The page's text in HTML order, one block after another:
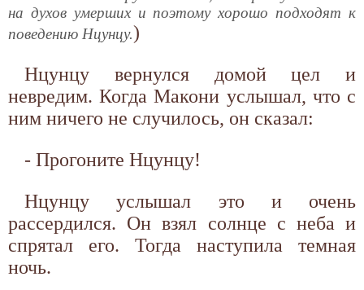
на духов умерших и поэтому хорошо подходят к
поведению Нцунцу.)
Нцунцу вернулся домой цел и
невредим. Когда Макони услышал, что с
ним ничего не случилось, он сказал:
- Прогоните Нцунцу!
Нцунцу услышал это и очень
рассердился. Он взял солнце с неба и
спрятал его. Тогда наступила темная
ночь.